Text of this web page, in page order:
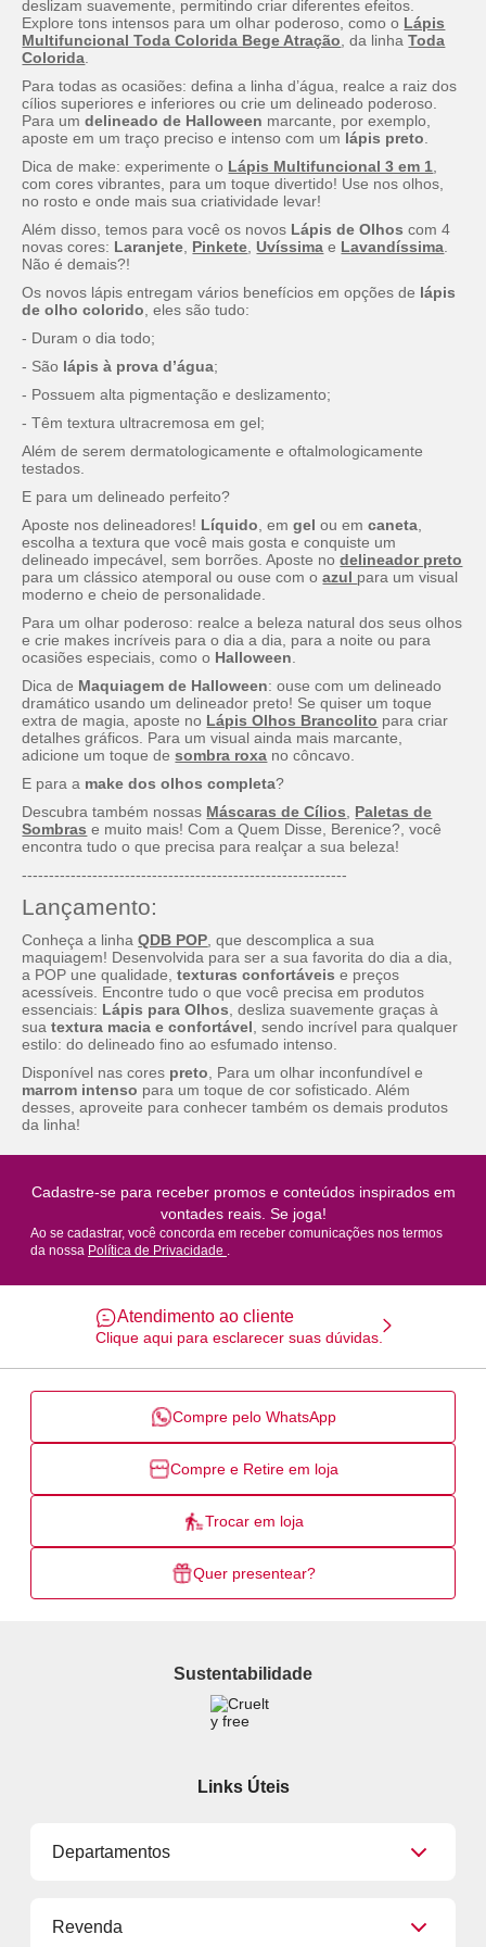
deslizam suavemente, permitindo criar diferentes efeitos.
Explore tons intensos para um olhar poderoso, como o Lápis
Multifuncional Toda Colorida Bege Atração , da linhaToda
Colorida
Para todas as ocasiões: defina a linha d’água, realce a raiz dos
cílios superiores e inferiores ou crie um delineado poderoso.
Para umdelineado de Halloween marcante, por exemplo,
aposte em um traço preciso e intenso com um lápis preto
Dica de make: experimente o Lápis Multifuncional 3 em 1
com cores vibrantes, para um toque divertido! Use nos olhos,
no rosto e onde mais sua criatividade levar!
Além disso, temos para você os novos Lápis de Olhos com 4
novas cores: Laranjete Pinkete Uvíssima e Lavandíssima
Não é demais?!
Os novos lápis entregam vários benefícios em opções de lápis
de olho colorido , eles são tudo:
- Duram o dia todo;
- São lápis à prova d’água;
- Possuem alta pigmentação e deslizamento;
- Têm textura ultracremosa em gel;
Além de serem dermatologicamente e oftalmologicamente
testados.
E para um delineado perfeito?
Aposte nos delineadores! Líquido , emgel ou emcaneta
escolha a textura que você mais gosta e conquiste um
delineado impecável, sem borrões. Aposte nodelineador preto
para um clássico atemporal ou ouse com oazul para um visual
moderno e cheio de personalidade.
Para um olhar poderoso: realce a beleza natural dos seus olhos
e crie makes incríveis para o dia a dia, para a noite ou para
ocasiões especiais, como o Halloween
Dica de Maquiagem de Halloween: ouse com um delineado
dramático usando um delineador preto! Se quiser um toque
extra de magia, aposte no Lápis Olhos Brancolito para criar
detalhes gráficos. Para um visual ainda mais marcante,
adicione um toque desombra roxa no côncavo.
E para a make dos olhos completa?
Descubra também nossas Máscaras de Cílios
Paletas de
Sombras e muito mais! Com a Quem Disse, Berenice?, você
encontra tudo o que precisa para realçar a sua beleza!
------------------------------------------------------------
Lançamento:
Conheça a linha QDB POP , que descomplica a sua
maquiagem! Desenvolvida para ser a sua favorita do dia a dia,
a POP une qualidade, texturas confortáveis e preços
acessíveis. Encontre tudo o que você precisa em produtos
essenciais: Lápis para Olhos desliza suavemente graças à
suatextura macia e confortável , sendo incrível para qualquer
estilo: do delineado fino ao esfumado intenso.
Disponível nas cores preto , Para um olhar inconfundível e
marrom intenso para um toque de cor sofisticado. Além
desses, aproveite para conhecer também os demais produtos
da linha!
Cadastre-se para receber promos e conteúdos inspirados em
vontades reais. Se joga!
Ao se cadastrar, você concorda em receber comunicações nos termos
da nossa Política de Privacidade .
Atendimento ao cliente
Clique aqui para esclarecer suas dúvidas.
Compre pelo WhatsApp
Compre e Retire em loja
Trocar em loja
Quer presentear?
Sustentabilidade
Links Úteis
Departamentos
Skincare
Revenda